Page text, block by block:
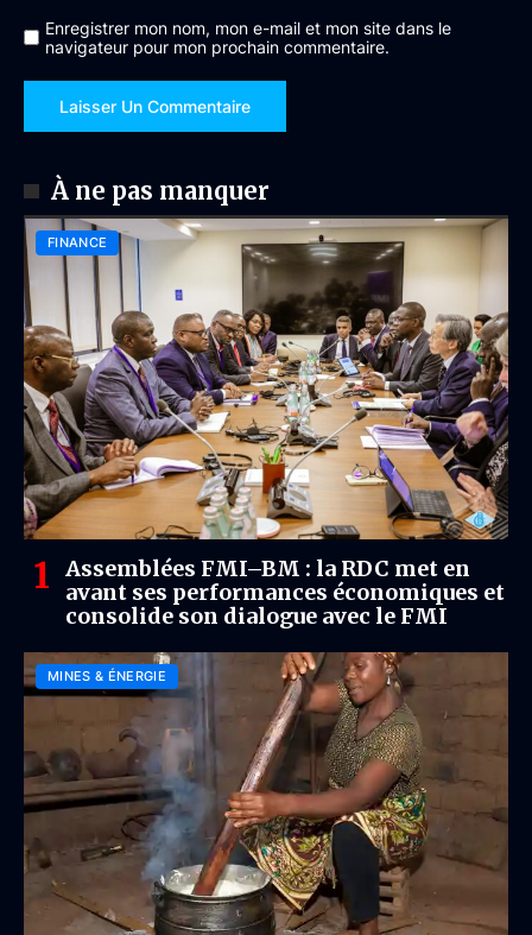
Enregistrer mon nom, mon e-mail et mon site dans le
navigateur pour mon prochain commentaire.
À ne pas manquer
FINANCE
Assemblées FMI–BM : la RDC met en
avant ses performances économiques et
consolide son dialogue avec le FMI
MINES & ÉNERGIE